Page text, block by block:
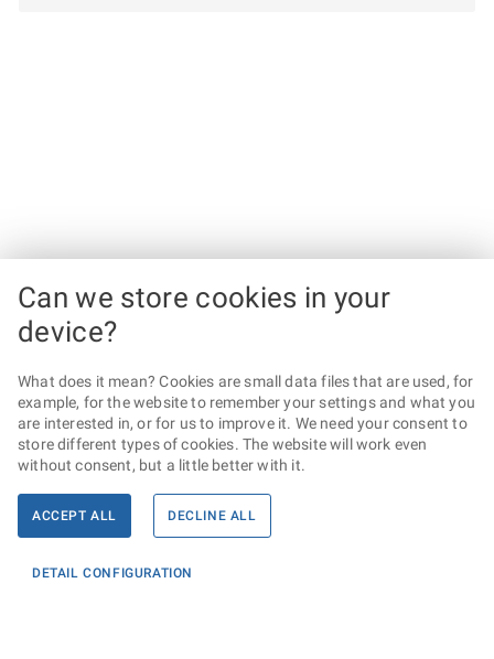
Can we store cookies in your
device?
What does it mean? Cookies are small data files that are used, for
example, for the website to remember your settings and what you
are interested in, or for us to improve it. We need your consent to
store different types of cookies. The website will work even
without consent, but a little better with it.
ACCEPT ALL DECLINE ALL
DETAIL CONFIGURATION